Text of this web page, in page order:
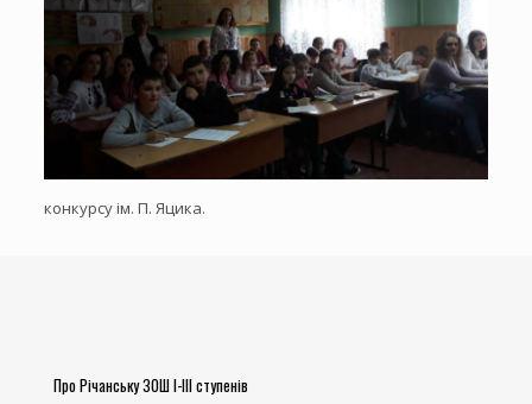
конкурсу ім. П. Яцика.
Про Річанську ЗОШ І-ІІІ ступенів